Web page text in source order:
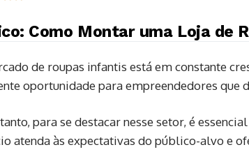
Como Montar uma Loja de
de roupas infantis está em constante
oportunidade para empreendedores que
para se destacar nesse setor, é
atenda às expectativas do público-alvo e